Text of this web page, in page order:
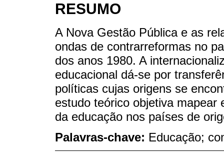
RESUMO
A Nova Gestão Pública e as
ondas de contrarreformas no
dos anos 1980. A
educacional dá-se por
políticas cujas origens se
estudo teórico objetiva
da educação nos países de
Palavras-chave: Educação;